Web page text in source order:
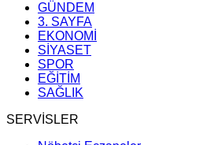
GÜNDEM
3. SAYFA
EKONOMİ
SİYASET
SPOR
EĞİTİM
SAĞLIK
SERVİSLER